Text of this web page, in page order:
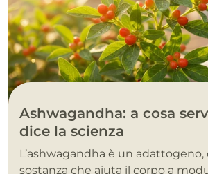
Ashwagandha: a cosa
dice la scienza
L’ashwagandha è un
sostanza che aiuta il corpo a